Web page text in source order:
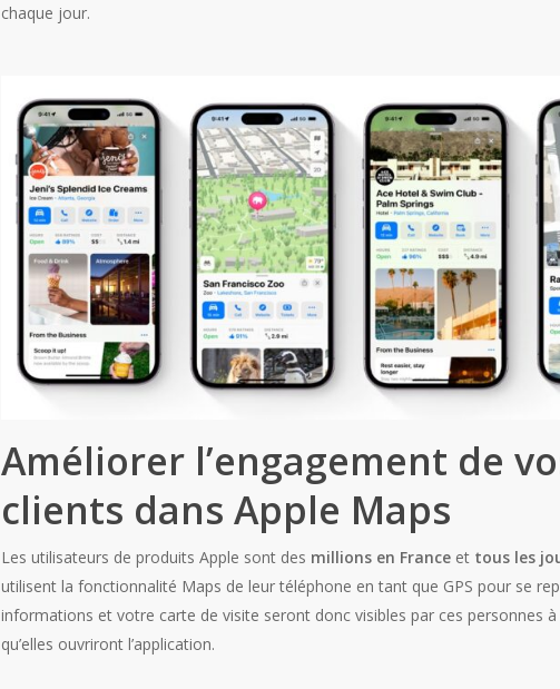
chaque jour.
Améliorer l’engagement de
clients dans Apple Maps
Les utilisateurs de produits Apple sont des millions en France et tous les
utilisent la fonctionnalité Maps de leur téléphone en tant que GPS pour se
informations et votre carte de visite seront donc visibles par ces personnes
qu’elles ouvriront l’application.